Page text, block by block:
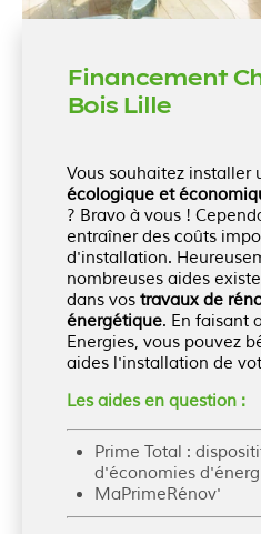
Financement
Bois Lille
Vous souhaitez installer
écologique et
? Bravo à vous !
entraîner des coûts
d'installation.
nombreuses aides
dans vos travaux de
énergétique. En faisant
Energies, vous pouvez
aides l'installation de
Les aides en question :
Prime Total : dispositif des certificats
d'économies
MaPrimeRénov'